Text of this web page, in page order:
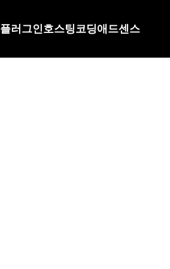
플러그인호스팅코딩애드센스